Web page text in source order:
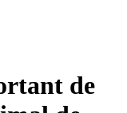
de